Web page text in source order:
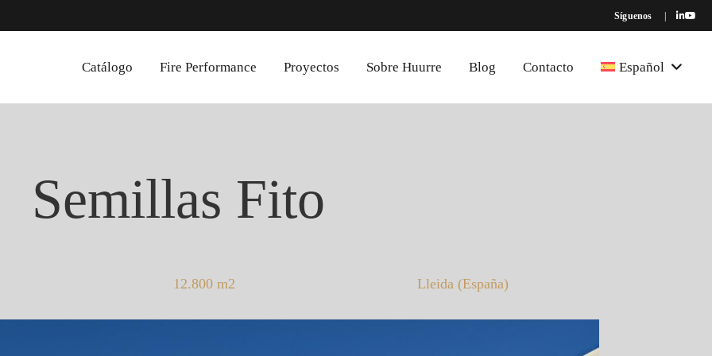
Síguenos |
Catálogo Fire Performance Proyectos Sobre Huurre Blog Contacto Español
Semillas Fito
12.800 m2 Lleida (España)